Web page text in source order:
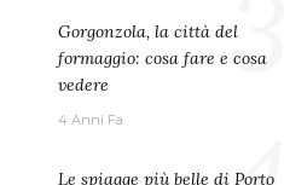
Gorgonzola, la città del
formaggio: cosa fare e cosa
vedere
4 Anni Fa
3
Le spiagge più belle di Porto